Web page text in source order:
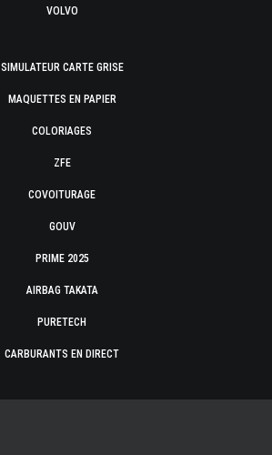
VOLVO
SIMULATEUR CARTE GRISE
MAQUETTES EN PAPIER
COLORIAGES
ZFE
COVOITURAGE
GOUV
PRIME 2025
AIRBAG TAKATA
PURETECH
CARBURANTS EN DIRECT